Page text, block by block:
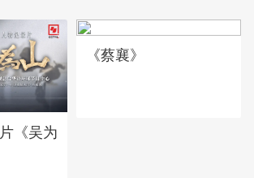
《吴为
《蔡襄》